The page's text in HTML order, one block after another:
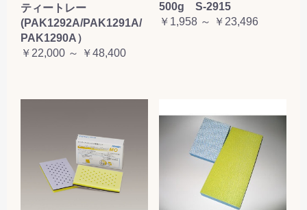
ティートレー
(PAK1292A/PAK1291A/
PAK1290A）
￥22,000 ～ ￥48,400
500g S-2915
￥1,958 ～ ￥23,496